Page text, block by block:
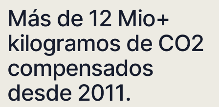
Más de 12 Mio+
kilogramos de CO2
compensados
desde 2011.